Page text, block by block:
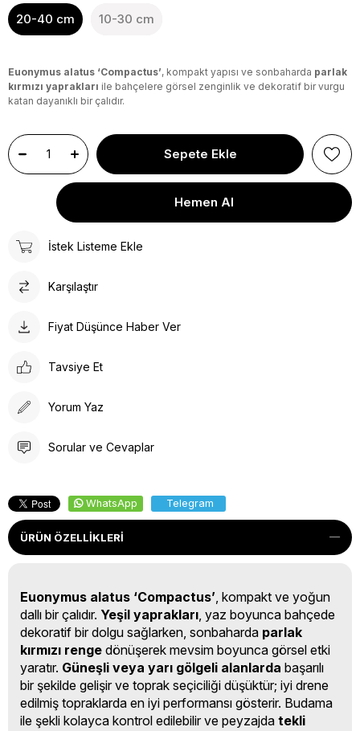
20-40 cm 10-30 cm
Euonymus alatus ‘Compactus’, kompakt yapısı ve sonbaharda parlak
kırmızı yaprakları ile bahçelere görsel zenginlik ve dekoratif bir vurgu
katan dayanıklı bir çalıdır.
İstek Listeme Ekle
Karşılaştır
Fiyat Düşünce Haber Ver
Tavsiye Et
Yorum Yaz
Sorular ve Cevaplar
WhatsApp Telegram
ÜRÜN ÖZELLIKLERI
Euonymus alatus ‘Compactus’ , kompakt ve yoğun
dallı bir çalıdır. Yeşil yaprakları , yaz boyunca bahçede
dekoratif bir dolgu sağlarken, sonbaharda parlak
kırmızı renge dönüşerek mevsim boyunca görsel etki
yaratır. Güneşli veya yarı gölgeli alanlarda başarılı
bir şekilde gelişir ve toprak seçiciliği düşüktür; iyi drene
edilmiş topraklarda en iyi performansı gösterir. Budama
ile şekli kolayca kontrol edilebilir ve peyzajda tekli